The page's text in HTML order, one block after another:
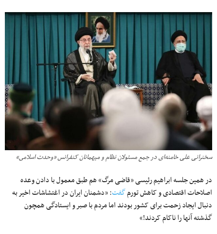
سخنرانی علی خامنه‌ای در جمع مسئولان نظام و میهمانان کنفرانس «وحدت اسلامى‌»
در همین جلسه ابراهیم رئیسی «قاضی مرگ» هم طبق معمول با دادن وعده
اصلاحات اقتصادی و کاهش تورمگفت: «دشمنان ایران در اغتشاشات اخیر به
دنبال ایجاد زحمت برای کشور بودند اما مردم با صبر و ایستادگی همچون
گذشته آنها را ناکام کردند!»